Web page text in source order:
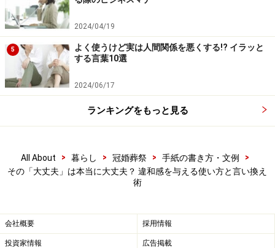
「お時間は大丈夫ですか」
「2. まちがいがなくて確かなさま」という意味で、
問題ありません。
「大丈夫？疲れてない？」
「1. あぶなげがなく安心できるさま」の意味で使わ
「君の腕なら大丈夫」
る例です。
一方で、以下の「大丈夫」の使い方は、言葉としておか
しな感じをもたれてしまいます。
2024/04/19
5
よく使うけど実は人間関係を悪くする!? イラッと
する言葉10選
2024/06/17
ランキングをもっと見る
All About > 暮らし > 冠婚葬祭 > 手紙の書き方・文例
>
その「大丈夫」は本当に大丈夫？ 違和感を与える使い方と言い換え
術
会社概要 採用情報
投資家情報 広告掲載